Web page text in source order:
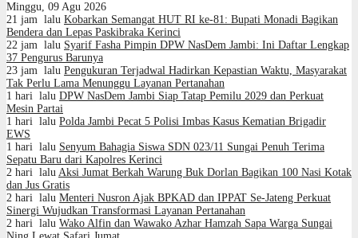
Minggu, 09 Agu 2026
21 jam lalu Kobarkan Semangat HUT RI ke-81: Bupati Monadi Bagikan
Bendera dan Lepas Paskibraka Kerinci
22 jam lalu Syarif Fasha Pimpin DPW NasDem Jambi: Ini Daftar Lengkap
37 Pengurus Barunya
23 jam lalu Pengukuran Terjadwal Hadirkan Kepastian Waktu, Masyarakat
Tak Perlu Lama Menunggu Layanan Pertanahan
1 hari lalu DPW NasDem Jambi Siap Tatap Pemilu 2029 dan Perkuat
Mesin Partai
1 hari lalu Polda Jambi Pecat 5 Polisi Imbas Kasus Kematian Brigadir
EWS
1 hari lalu Senyum Bahagia Siswa SDN 023/11 Sungai Penuh Terima
Sepatu Baru dari Kapolres Kerinci
2 hari lalu Aksi Jumat Berkah Warung Buk Dorlan Bagikan 100 Nasi Kotak
dan Jus Gratis
2 hari lalu Menteri Nusron Ajak BPKAD dan IPPAT Se-Jateng Perkuat
Sinergi Wujudkan Transformasi Layanan Pertanahan
2 hari lalu Wako Alfin dan Wawako Azhar Hamzah Sapa Warga Sungai